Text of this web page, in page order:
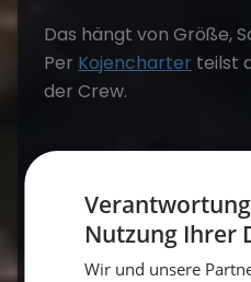
Das hängt von Größe,
Per Kojencharter teilst
der Crew.
Braucht man
Nein, der Skipper
Manöver – du genießt
Nutzung Ihrer
Wir und unsere